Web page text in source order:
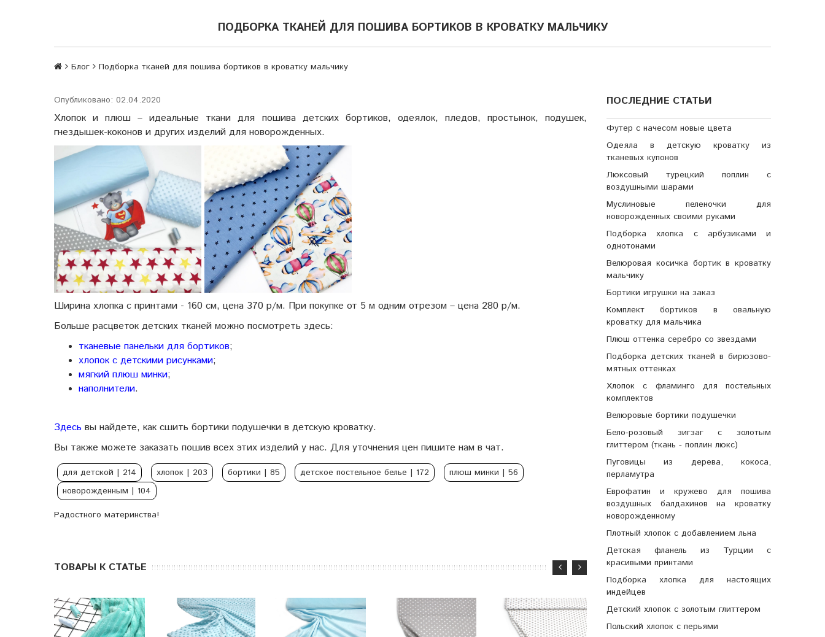
ПОДБОРКА ТКАНЕЙ ДЛЯ ПОШИВА БОРТИКОВ В КРОВАТКУ МАЛЬЧИКУ
Блог Подборка тканей для пошива бортиков в кроватку мальчику
Опубликовано: 02.04.2020
Хлопок и плюш – идеальные ткани для пошива детских бортиков, одеялок, пледов, простынок, подушек,
гнездышек-коконов и других изделий для новорожденных.
Ширина хлопка с принтами - 160 см, цена 370 р/м. При покупке от 5 м одним отрезом – цена 280 р/м.
Больше расцветок детских тканей можно посмотреть здесь:
тканевые панельки для бортиков;
хлопок с детскими рисунками;
мягкий плюш минки;
наполнители.
Здесь вы найдете, как сшить бортики подушечки в детскую кроватку.
Вы также можете заказать пошив всех этих изделий у нас. Для уточнения цен пишите нам в чат.
для детской | 214 хлопок | 203 бортики | 85 детское постельное белье | 172 плюш минки | 56
новорожденным | 104
Радостного материнства!
ТОВАРЫ К СТАТЬЕ
ПОСЛЕДНИЕ СТАТЬИ
Футер с начесом новые цвета
Одеяла в детскую кроватку из
тканевых купонов
Люксовый турецкий поплин с
воздушными шарами
Муслиновые пеленочки для
новорожденных своими руками
Подборка хлопка с арбузиками и
однотонами
Велюровая косичка бортик в кроватку
мальчику
Бортики игрушки на заказ
Комплект бортиков в овальную
кроватку для мальчика
Плюш оттенка серебро со звездами
Подборка детских тканей в бирюзово-
мятных оттенках
Хлопок с фламинго для постельных
комплектов
Велюровые бортики подушечки
Бело-розовый зигзаг с золотым
глиттером (ткань - поплин люкс)
Пуговицы из дерева, кокоса,
перламутра
Еврофатин и кружево для пошива
воздушных балдахинов на кроватку
новорожденному
Плотный хлопок с добавлением льна
Детская фланель из Турции с
красивыми принтами
Подборка хлопка для настоящих
индейцев
Детский хлопок с золотым глиттером
Польский хлопок с перьями